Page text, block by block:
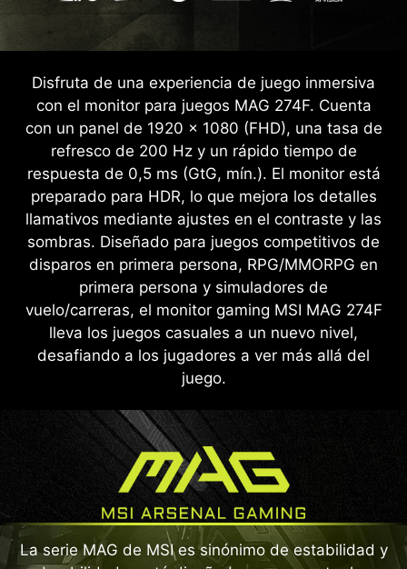
Disfruta de una experiencia de juego inmersiva
con el monitor para juegos MAG 274F. Cuenta
con un panel de 1920 x 1080 (FHD), una tasa de
refresco de 200 Hz y un rápido tiempo de
respuesta de 0,5 ms (GtG, mín.). El monitor está
preparado para HDR, lo que mejora los detalles
llamativos mediante ajustes en el contraste y las
sombras. Diseñado para juegos competitivos de
disparos en primera persona, RPG/MMORPG en
primera persona y simuladores de
vuelo/carreras, el monitor gaming MSI MAG 274F
lleva los juegos casuales a un nuevo nivel,
desafiando a los jugadores a ver más allá del
juego.
La serie MAG de MSI es sinónimo de estabilidad y